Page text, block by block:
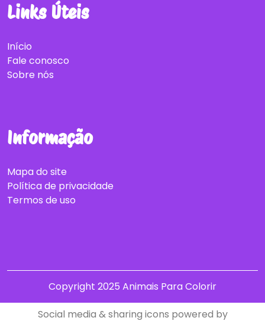
Links Úteis
Início
Fale conosco
Sobre nós
Informação
Mapa do site
Política de privacidade
Termos de uso
Copyright 2025 Animais Para Colorir
Social media & sharing icons powered by